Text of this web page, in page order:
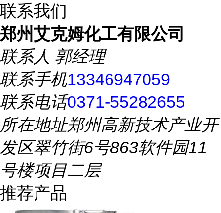
联系我们
郑州艾克姆化工有限公司
联系人 郭经理
联系手机13346947059
联系电话0371-55282655
所在地址郑州高新技术产业开
发区翠竹街6号863软件园11
号楼项目二层
推荐产品